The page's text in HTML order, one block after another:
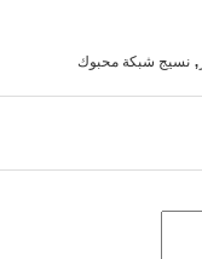
, نسيج شبكة محبوك